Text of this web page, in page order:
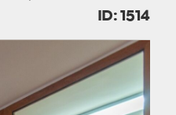
ID: 1514